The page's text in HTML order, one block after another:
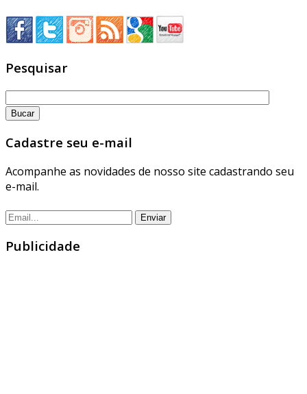
Pesquisar
Cadastre seu e-mail
Acompanhe as novidades de nosso site cadastrando seu
e-mail.
Publicidade